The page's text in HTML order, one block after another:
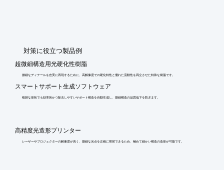
​対策に役立つ製品例
超微細構造用光硬化性樹脂
微細なディテールを忠実に再現するために、高解像度での硬化特性と優れた流動性を両立させた特殊な樹脂です。
スマートサポート生成ソフトウェア
複雑な形状でも効率的かつ除去しやすいサポート構造を自動生成し、微細構造の品質低下を防ぎます。
高精度光造形プリンター
レーザーやプロジェクターの解像度が高く、微細な光点を正確に照射できるため、極めて細かい構造の造形が可能です。